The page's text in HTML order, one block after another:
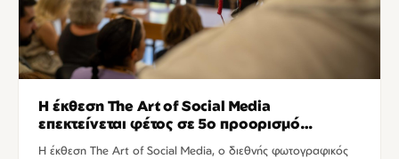
Η έκθεση The Art of Social Media
επεκτείνεται φέτος σε 5ο προορισμό
έκπληξη
Η έκθεση The Art of Social Media, ο διεθνής φωτογραφικός